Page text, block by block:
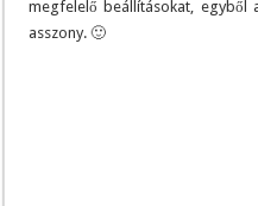
megfelelő beállításokat, egyből
asszony. 🙂